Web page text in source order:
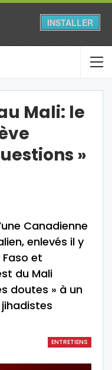
INSTALLER
Mali: le
»
Canadienne
enlevés il y
et
du Mali
doutes » à un
ENTRETIENS